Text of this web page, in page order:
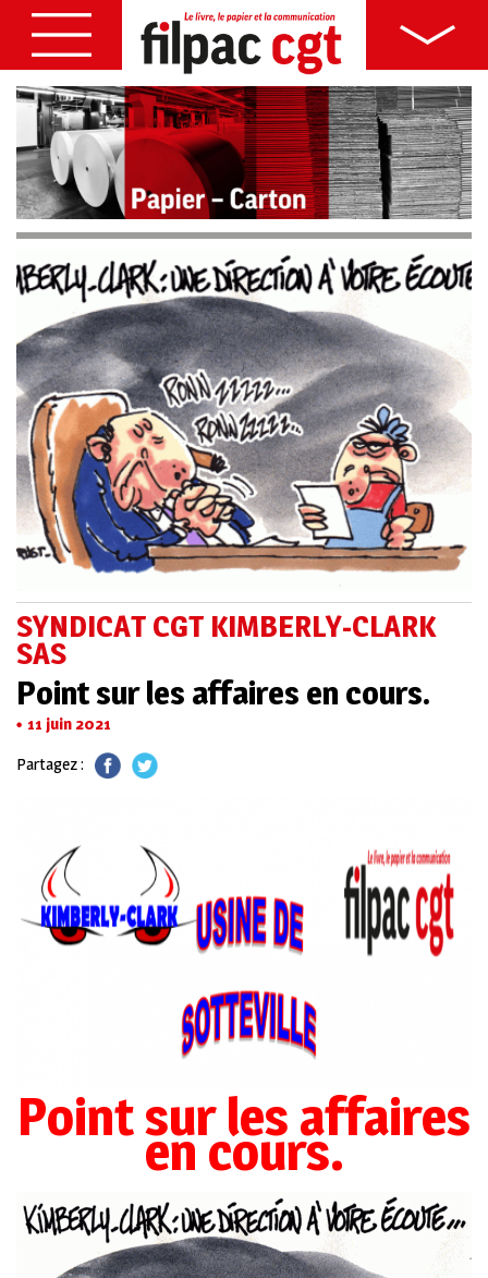
SYNDICAT CGT KIMBERLY-CLARK
SAS
Point sur les affaires en cours.
11 juin 2021
Partagez :
Point sur les affaires
en cours.